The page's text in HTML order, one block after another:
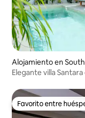
Alojamiento en
Elegante villa
Favorito entre
Favorito entre